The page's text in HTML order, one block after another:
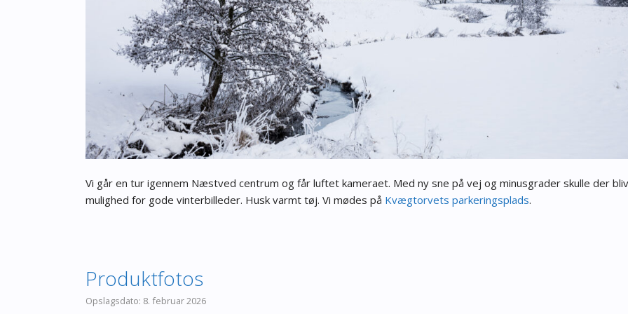
Vi går en tur igennem Næstved centrum og får luftet kameraet. Med ny sne på vej og minusgrader skulle der
mulighed for gode vinterbilleder. Husk varmt tøj. Vi mødes på Kvægtorvets parkeringsplads.
Produktfotos
8. februar 2026